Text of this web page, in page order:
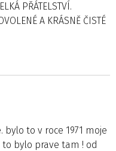
PŘÁTELSTVÍ.
A KRÁSNĚ ČISTÉ
to v roce 1971 moje
bylo prave tam ! od